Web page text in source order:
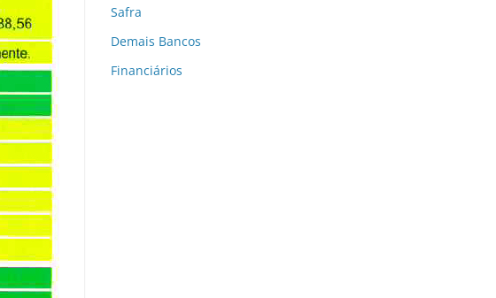
Safra
Demais Bancos
Financiários